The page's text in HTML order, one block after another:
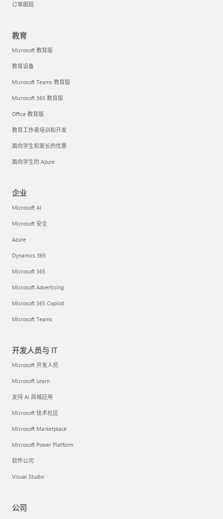
订单跟踪
教育
Microsoft 教育版
教育设备
Microsoft Teams 教育版
Microsoft 365 教育版
Office 教育版
教育工作者培训和开发
面向学生和家长的优惠
面向学生的 Azure
企业
Microsoft AI
Microsoft 安全
Azure
Dynamics 365
Microsoft 365
Microsoft Advertising
Microsoft 365 Copilot
Microsoft Teams
开发人员与 IT
Microsoft 开发人员
Microsoft Learn
支持 AI 商城应用
Microsoft 技术社区
Microsoft Marketplace
Microsoft Power Platform
软件公司
Visual Studio
公司